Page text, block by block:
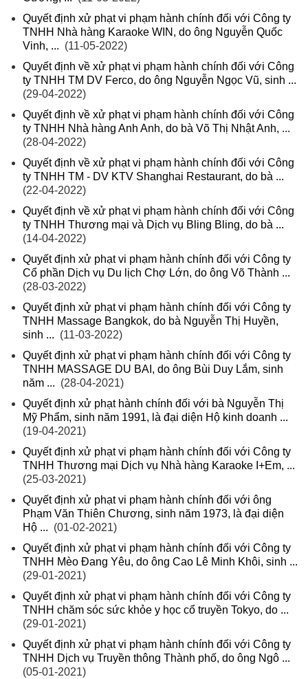
Quyết định xử phạt vi phạm hành chính đối với Công ty
TNHH Nhà hàng Karaoke WIN, do ông Nguyễn Quốc
Vinh, ... (11-05-2022)
Quyết định về xử phạt vi phạm hành chính đối với Công
ty TNHH TM DV Ferco, do ông Nguyễn Ngọc Vũ, sinh ...
(29-04-2022)
Quyết định về xử phạt vi phạm hành chính đối với Công
ty TNHH Nhà hàng Anh Anh, do bà Võ Thị Nhật Anh, ...
(28-04-2022)
Quyết định về xử phạt vi phạm hành chính đối với Công
ty TNHH TM - DV KTV Shanghai Restaurant, do bà ...
(22-04-2022)
Quyết định về xử phạt vi phạm hành chính đối với Công
ty TNHH Thương mại và Dịch vụ Bling Bling, do bà ...
(14-04-2022)
Quyết định xử phạt vi phạm hành chính đối với Công ty
Cổ phần Dịch vụ Du lịch Chợ Lớn, do ông Võ Thành ...
(28-03-2022)
Quyết định xử phạt vi phạm hành chính đối với Công ty
TNHH Massage Bangkok, do bà Nguyễn Thị Huyền,
sinh ... (11-03-2022)
Quyết định xử phạt vi phạm hành chính đối với Công ty
TNHH MASSAGE DU BAI, do ông Bùi Duy Lắm, sinh
năm ... (28-04-2021)
Quyết định xử phạt hành chính đối với bà Nguyễn Thị
Mỹ Phẩm, sinh năm 1991, là đại diện Hộ kinh doanh ...
(19-04-2021)
Quyết định xử phạt vi phạm hành chính đối với Công ty
TNHH Thương mại Dịch vụ Nhà hàng Karaoke I+Em, ...
(25-03-2021)
Quyết định xử phạt vi phạm hành chính đối với ông
Phạm Văn Thiên Chương, sinh năm 1973, là đại diện
Hộ ... (01-02-2021)
Quyết định xử phạt vi phạm hành chính đối với Công ty
TNHH Mèo Đang Yêu, do ông Cao Lê Minh Khôi, sinh ...
(29-01-2021)
Quyết định xử phạt vi phạm hành chính đối với Công ty
TNHH chăm sóc sức khỏe y học cổ truyền Tokyo, do ...
(29-01-2021)
Quyết định xử phạt vi phạm hành chính đối với Công ty
TNHH Dịch vụ Truyền thông Thành phố, do ông Ngô ...
(05-01-2021)